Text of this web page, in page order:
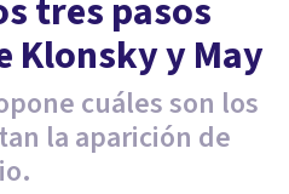
tres pasos
Klonsky y May
cuáles son los
la aparición de